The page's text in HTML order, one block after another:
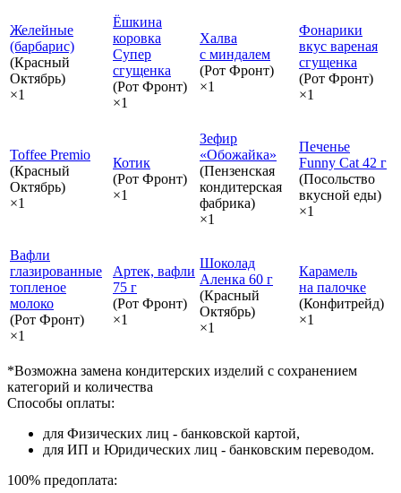
Желейные
(барбарис)
(Красный
Октябрь)
×1
Ёшкина
коровка
Супер
сгущенка
(Рот Фронт)
×1
Халва
с миндалем
(Рот Фронт)
×1
Фонарики
вкус вареная
сгущенка
(Рот Фронт)
×1
Toffee Premio
(Красный
Октябрь)
×1
Котик
(Рот Фронт)
×1
Зефир
«Обожайка»
(Пензенская
кондитерская
фабрика)
×1
Печенье
Funny Cat 42 г
(Посольство
вкусной еды)
×1
Вафли
глазированные
топленое
молоко
(Рот Фронт)
×1
Артек, вафли
75 г
(Рот Фронт)
×1
Шоколад
Аленка 60 г
(Красный
Октябрь)
×1
Карамель
на палочке
(Конфитрейд)
×1
*Возможна замена кондитерских изделий с сохранением
категорий и количества
Способы оплаты:
для Физических лиц - банковской картой,
для ИП и Юридических лиц - банковским переводом.
100% предоплата: